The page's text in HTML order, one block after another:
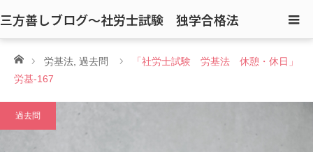
三方善しブログ〜社労士試験 独学合格法
ホーム労基法 過去問
「社労士試験 労基法 休憩・休日」
労基-167
過去問